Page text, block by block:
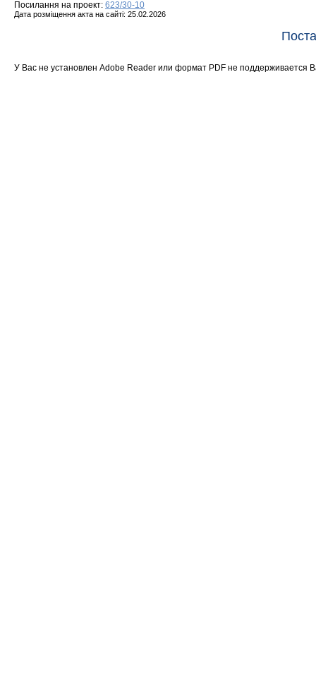
Посилання на проект: 623/30-10
Дата розміщення акта на сайті: 25.02.2026
У Вас не установлен Adobe Reader или формат PDF не поддерживается